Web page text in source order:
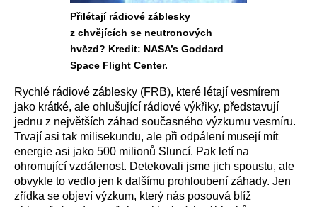
Přilétají rádiové záblesky
z chvějících se neutronových
hvězd? Kredit: NASA’s Goddard
Space Flight Center.
Rychlé rádiové záblesky (FRB), které létají vesmírem
jako krátké, ale ohlušující rádiové výkřiky, představují
jednu z největších záhad současného výzkumu vesmíru.
Trvají asi tak milisekundu, ale při odpálení musejí mít
energie asi jako 500 milionů Sluncí. Pak letí na
ohromující vzdálenost. Detekovali jsme jich spoustu, ale
obvykle to vedlo jen k dalšímu prohloubení záhady. Jen
zřídka se objeví výzkum, který nás posouvá blíž